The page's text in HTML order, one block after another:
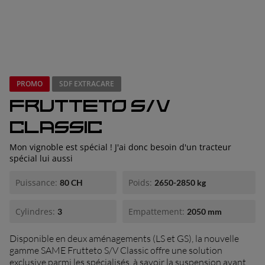
PROMO SDF EXTRACARE
FRUTTETO S/V
CLASSIC
Mon vignoble est spécial ! J'ai donc besoin d'un tracteur
spécial lui aussi
Puissance: 80 CH Poids: 2650-2850 kg
Cylindres: 3 Empattement: 2050 mm
Disponible en deux aménagements (LS et GS), la nouvelle
gamme SAME Frutteto S/V Classic offre une solution
exclusive parmi les spécialisés, à savoir la suspension avant